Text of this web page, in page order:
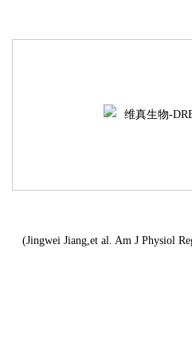
(Jingwei Jiang,et al. Am J Physiol